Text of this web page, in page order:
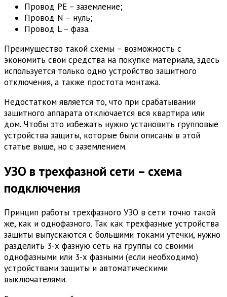
Провод РЕ – заземление;
Провод N – нуль;
Провод L – фаза.
Преимущество такой схемы – возможность с
экономить свои средства на покупке материала, здесь
используется только одно устройство защитного
отключения, а также простота монтажа.
Недостатком является то, что при срабатывании
защитного аппарата отключается вся квартира или
дом. Чтобы это избежать нужно установить групповые
устройства защиты, которые были описаны в этой
статье выше, но с заземлением.
УЗО в трехфазной сети – схема
подключения
Принцип работы трехфазного УЗО в сети точно такой
же, как и однофазного. Так как трехфазные устройства
защиты выпускаются с большими токами утечки, нужно
разделить 3-х фазную сеть на группы со своими
однофазными или 3-х фазными (если необходимо)
устройствами защиты и автоматическими
выключателями.